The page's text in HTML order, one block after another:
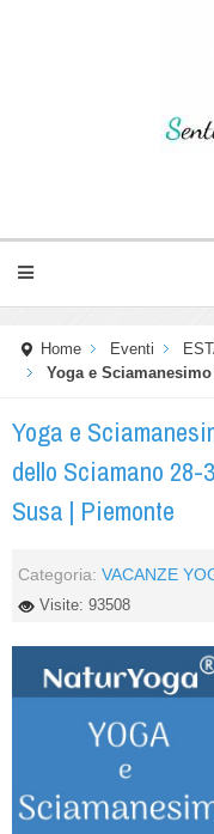
Home Eventi
Yoga e
Yoga e
dello Sciamano 28-
Susa | Piemonte
Categoria: VACANZE
Visite: 93508